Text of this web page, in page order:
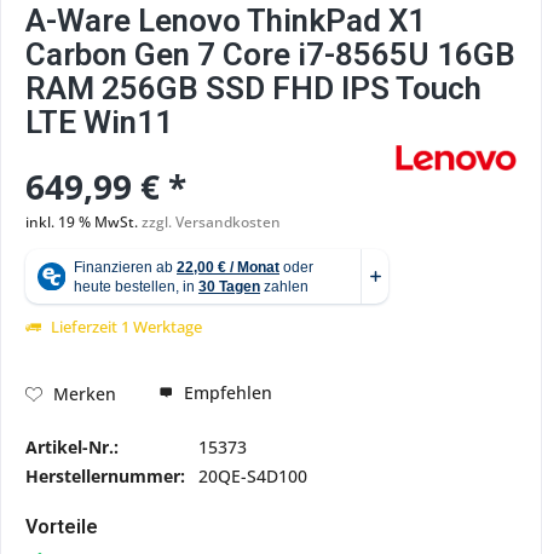
A-Ware Lenovo ThinkPad X1
Carbon Gen 7 Core i7-8565U 16GB
RAM 256GB SSD FHD IPS Touch
LTE Win11
649,99 € *
inkl. 19 % MwSt.zzgl. Versandkosten
Lieferzeit 1 Werktage
Merken Empfehlen
Artikel-Nr.:
15373
Herstellernummer: 20QE-S4D100
Vorteile